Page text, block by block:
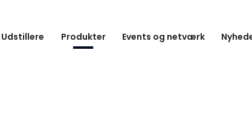
Udstillere Produkter Events og netværk